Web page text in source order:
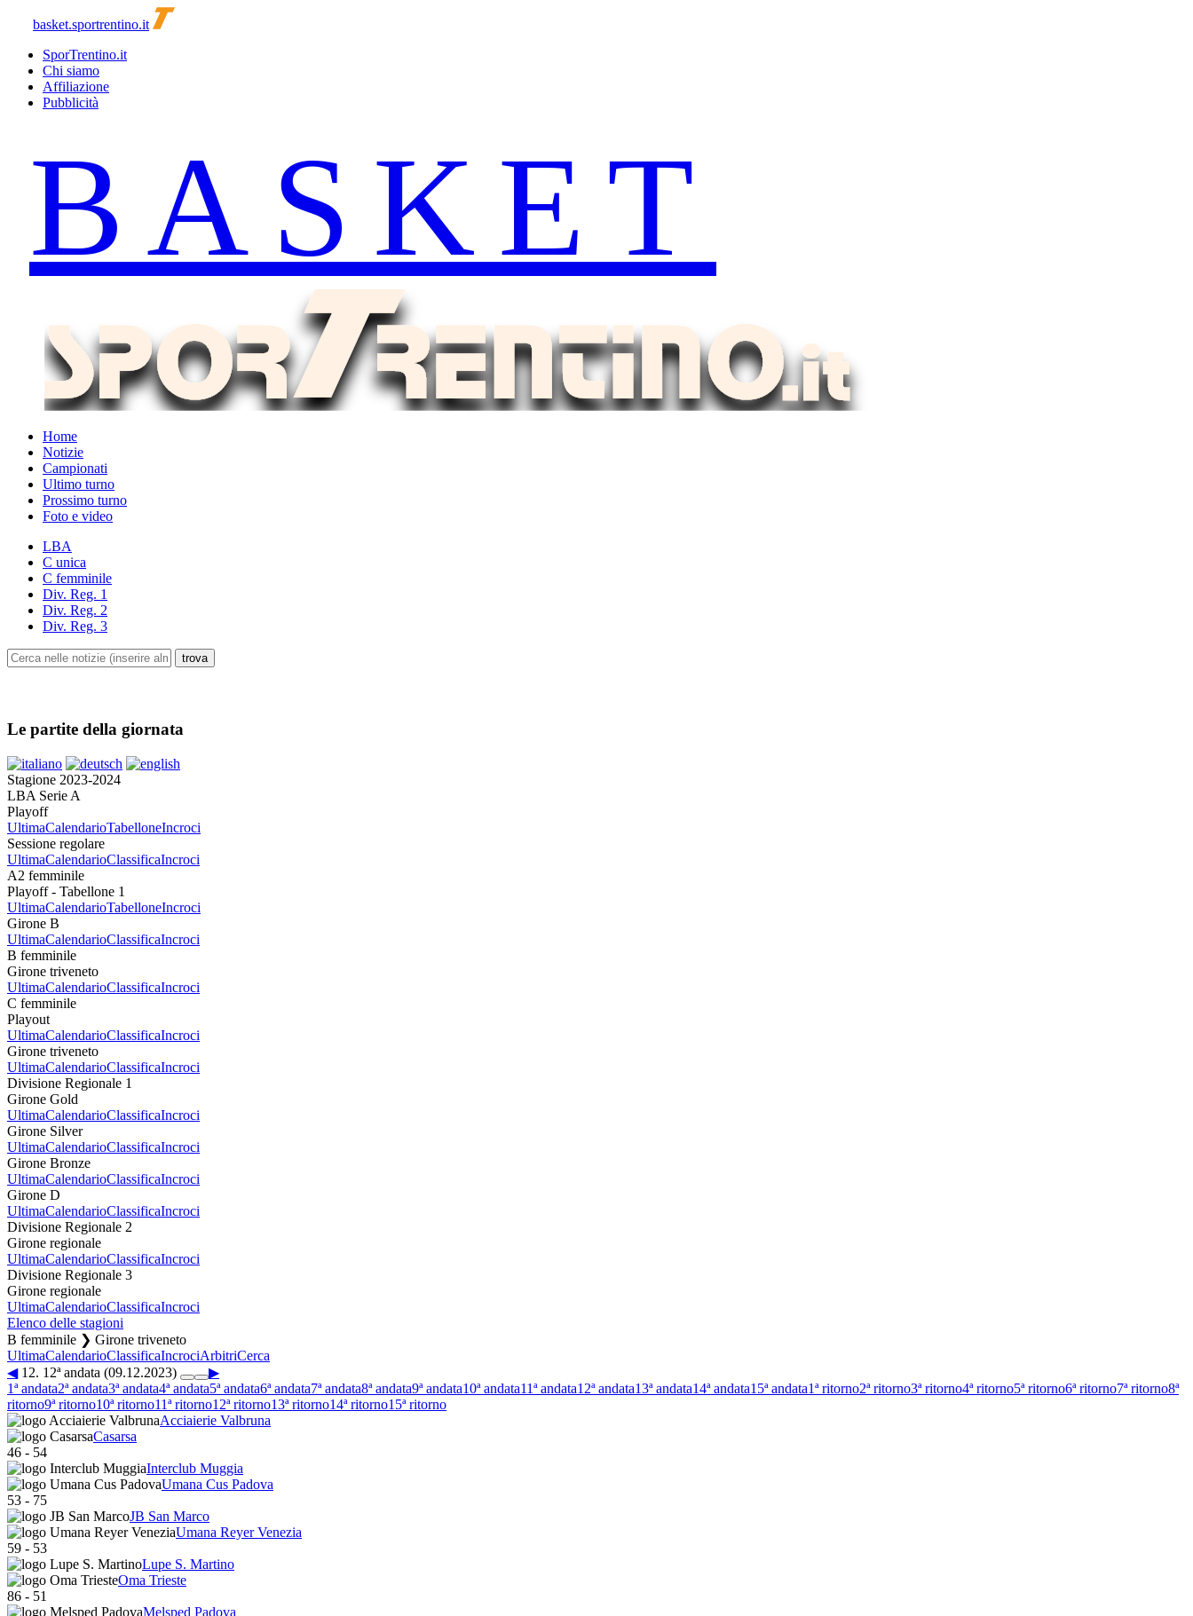
basket.sportrentino.it
SporTrentino.it
Chi siamo
Affiliazione
Pubblicità
Home
Notizie
Campionati
Ultimo turno
Prossimo turno
Foto e video
LBA
C unica
C femminile
Div. Reg. 1
Div. Reg. 2
Div. Reg. 3
Le partite della giornata
Stagione 2023-2024
LBA Serie A
Playoff
UltimaCalendarioTabelloneIncroci
Sessione regolare
UltimaCalendarioClassificaIncroci
A2 femminile
Playoff - Tabellone 1
UltimaCalendarioTabelloneIncroci
Girone B
UltimaCalendarioClassificaIncroci
B femminile
Girone triveneto
UltimaCalendarioClassificaIncroci
C femminile
Playout
UltimaCalendarioClassificaIncroci
Girone triveneto
UltimaCalendarioClassificaIncroci
Divisione Regionale 1
Girone Gold
UltimaCalendarioClassificaIncroci
Girone Silver
UltimaCalendarioClassificaIncroci
Girone Bronze
UltimaCalendarioClassificaIncroci
Girone D
UltimaCalendarioClassificaIncroci
Divisione Regionale 2
Girone regionale
UltimaCalendarioClassificaIncroci
Divisione Regionale 3
Girone regionale
UltimaCalendarioClassificaIncroci
Elenco delle stagioni
B femminile ❯ Girone triveneto
UltimaCalendarioClassificaIncrociArbitriCerca
◀12. 12ª andata (09.12.2023)
▶
1ª andata2ª andata3ª andata4ª andata5ª andata6ª andata7ª andata8ª andata9ª andata10ª andata11ª andata12ª andata13ª andata14ª andata15ª andata1ª ritorno2ª ritorno3ª ritorno4ª ritorno5ª ritorno6ª ritorno7ª ritorno8ª
ritorno9ª ritorno10ª ritorno11ª ritorno12ª ritorno13ª ritorno14ª ritorno15ª ritorno
Acciaierie Valbruna
Casarsa
46 - 54
Interclub Muggia
Umana Cus Padova
53 - 75
JB San Marco
Umana Reyer Venezia
59 - 53
Lupe S. Martino
Oma Trieste
86 - 51
Melsped Padova